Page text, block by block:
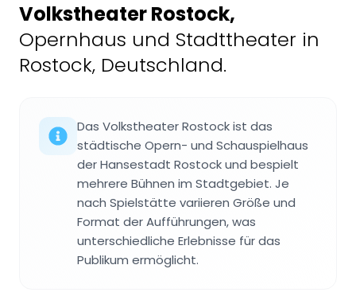
Volkstheater Rostock,
Opernhaus und Stadttheater in
Rostock, Deutschland.
Das Volkstheater Rostock ist das
städtische Opern- und Schauspielhaus
der Hansestadt Rostock und bespielt
mehrere Bühnen im Stadtgebiet. Je
nach Spielstätte variieren Größe und
Format der Aufführungen, was
unterschiedliche Erlebnisse für das
Publikum ermöglicht.